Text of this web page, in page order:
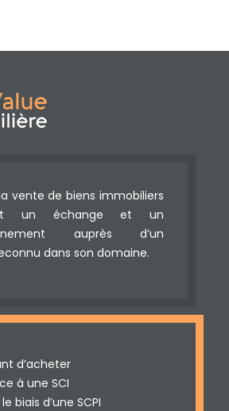
vente de biens immobiliers
un échange et un
auprès d’un
dans son domaine.
d’acheter
à une SCI
biais d’une SCPI